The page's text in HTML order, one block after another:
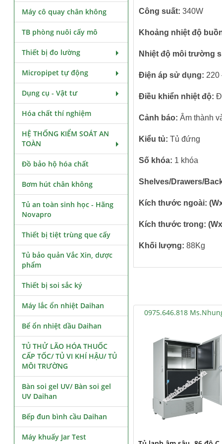
Công suất: 340W
Khoảng nhiệt độ
Nhiệt độ môi trường
Điện áp sử dụng: 220
Điều khiển nhiệt độ:
Cảnh báo: Âm thành
Kiểu tủ: Tủ đứng
Số khóa: 1 khóa
Shelves/Drawers/
Kích thước ngoài:
Kích thước trong:
Khối lượng: 88Kg
0975.646.818
Máy cô quay chân không
TB phòng nuôi cấy mô
Thiết bị đo lường
Micropipet tự động
Dụng cụ - Vật tư
Hóa chất thí nghiệm
HỆ THỐNG KIỂM SOÁT AN
TOÀN
Đồ bảo hộ hóa chất
Bơm hút chân không
Tủ an toàn sinh học - Hãng
Novapro
Thiết bị tiệt trùng que cấy
Tủ bảo quản Vắc Xin, dược
phẩm
Thiết bị soi sắc ký
Máy lắc ổn nhiệt Daihan
Bể ổn nhiệt dầu Daihan
TỦ THỬ LÃO HÓA THUỐC
CẤP TỐC/ TỦ VI KHÍ HẬU/ TỦ
MÔI TRƯỜNG
Bàn soi gel UV/ Bàn soi gel
UV Daihan
Bếp đun bình cầu Daihan
Máy khuấy Jar Test